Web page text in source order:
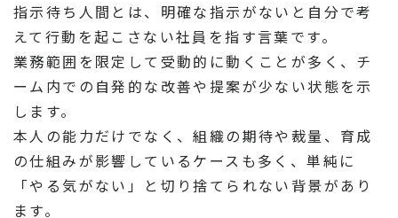
指示待ち人間とは、明確な指示がないと自分で考
えて行動を起こさない社員を指す言葉です。
業務範囲を限定して受動的に動くことが多く、チ
ーム内での自発的な改善や提案が少ない状態を示
します。
本人の能力だけでなく、組織の期待や裁量、育成
の仕組みが影響しているケースも多く、単純に
「やる気がない」と切り捨てられない背景があり
ます。